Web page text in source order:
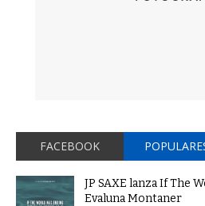
FACEBOOK
JP SAXE lanza If The
Evaluna Montaner